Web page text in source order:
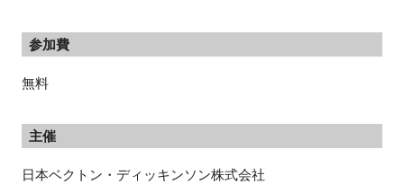
参加費
無料
主催
日本ベクトン・ディッキンソン株式会社